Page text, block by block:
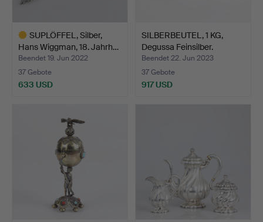
SUPLÖFFEL, Silber,
Hans Wiggman, 18. Jahrh…
Beendet 19. Jun 2022
37 Gebote
633 USD
SILBERBEUTEL, 1 KG,
Degussa Feinsilber.
Beendet 22. Jun 2023
37 Gebote
917 USD